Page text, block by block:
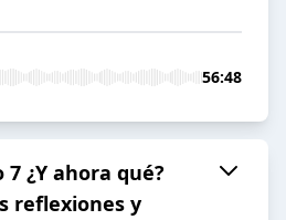
56:48
7 ¿Y ahora qué?
reflexiones y